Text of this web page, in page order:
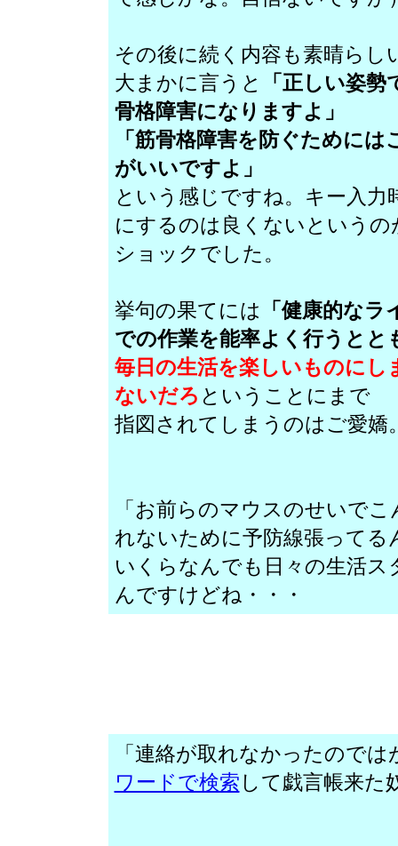
その後に続く内容も素晴らし
大まかに言うと
「正しい姿
骨格障害になりますよ」
「筋骨格障害を防ぐために
がいいですよ」
という感じですね。キー入
にするのは良くないという
ショックでした。
挙句の果てには 「健康的な
での作業を能率よく行うとと
毎日の生活を楽しいものにし
ないだろ ということにまで
指図されてしまうのはご愛嬌
「お前らのマウスのせいで
れないために予防線張ってる
いくらなんでも日々の生活
んですけどね・・・
「連絡が取れなかったので
ワードで検索 して戯言帳来た